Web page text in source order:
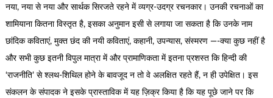
नया, नया से नया और सार्थक सिरजते रहने में व्यग्र-उदग्र रचनकार। उनकी रचनाओं का
शामियाना कितना विस्तृत है, इसका अनुमान इसी से लगाया जा सकता है कि उनके नाम
छांदिक कविताएं, मुक्त छंद की नयी कविताएं, कहानी, उपन्यास, संस्मरण —-क्या कुछ नहीं है
और सभी कुछ इतनी विपुल मात्रा में और प्रामाणिकता में इतना प्रशस्त कि हिन्दी की
‘राजनीति’ से श्लथ-शिथिल होने के बावजूद न तो वे अलक्षित रहते हैं, न ही उपेक्षित। इस
संकलन के संपादक ने इसके प्रास्ताविक में यह ज़िक्र किया है कि यह पूछे जाने पर कि